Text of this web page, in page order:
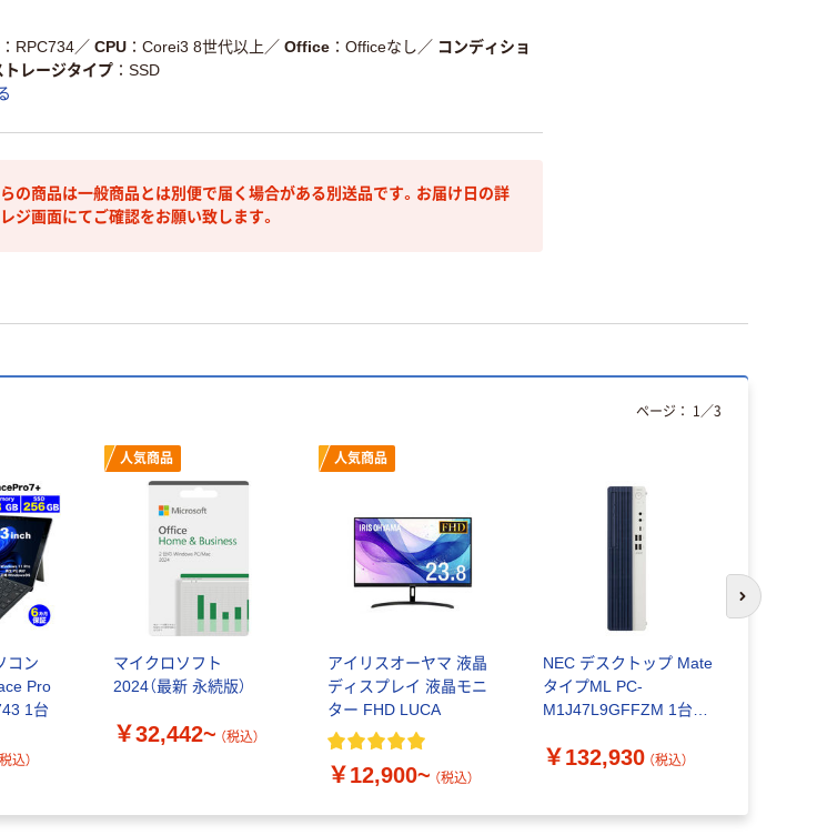
RPC734／ CPU Corei3 8世代以上 ／ Office Officeなし ／ コンディショ
トレージタイプ
SSD
の商品は一般商品とは別便で届く場合がある別送品です。お届け日の詳
ジ画面にてご確認をお願い致します。
コン
Pro
1台
税込）
人気商品
マイクロソフト
2024（最新 永続版）
￥32,442~ （税込）
人気商品
アイリスオーヤマ 液晶
ディスプレイ 液晶モニ
ター FHD LUCA
￥12,900~ （税込）
NEC デスクトップ Mate
タイプML PC-
M1J47L9GFFZM 1台
￥132,930 （税込）
ページ： 1 ／3
次のスライド